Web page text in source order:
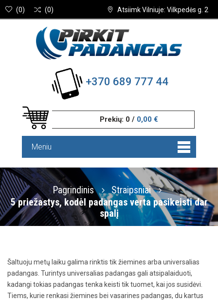
Atsiimk Vilniuje: Vilkpedės g. 2
(0) (0)
+370 689 777 44
Prekių: 0 / 0,00 €
Meniu
Pagrindinis
Straipsniai
5 priežastys, kodėl padangas verta pasikeisti dar
spalį
Šaltuoju metų laiku galima rinktis tik žiemines arba universalias
padangas. Turintys universalias padangas gali atsipalaiduoti,
kadangi tokias padangas tenka keisti tik tuomet, kai jos susidėvi.
Tiems, kurie renkasi žiemines bei vasarines padangas, du kartus